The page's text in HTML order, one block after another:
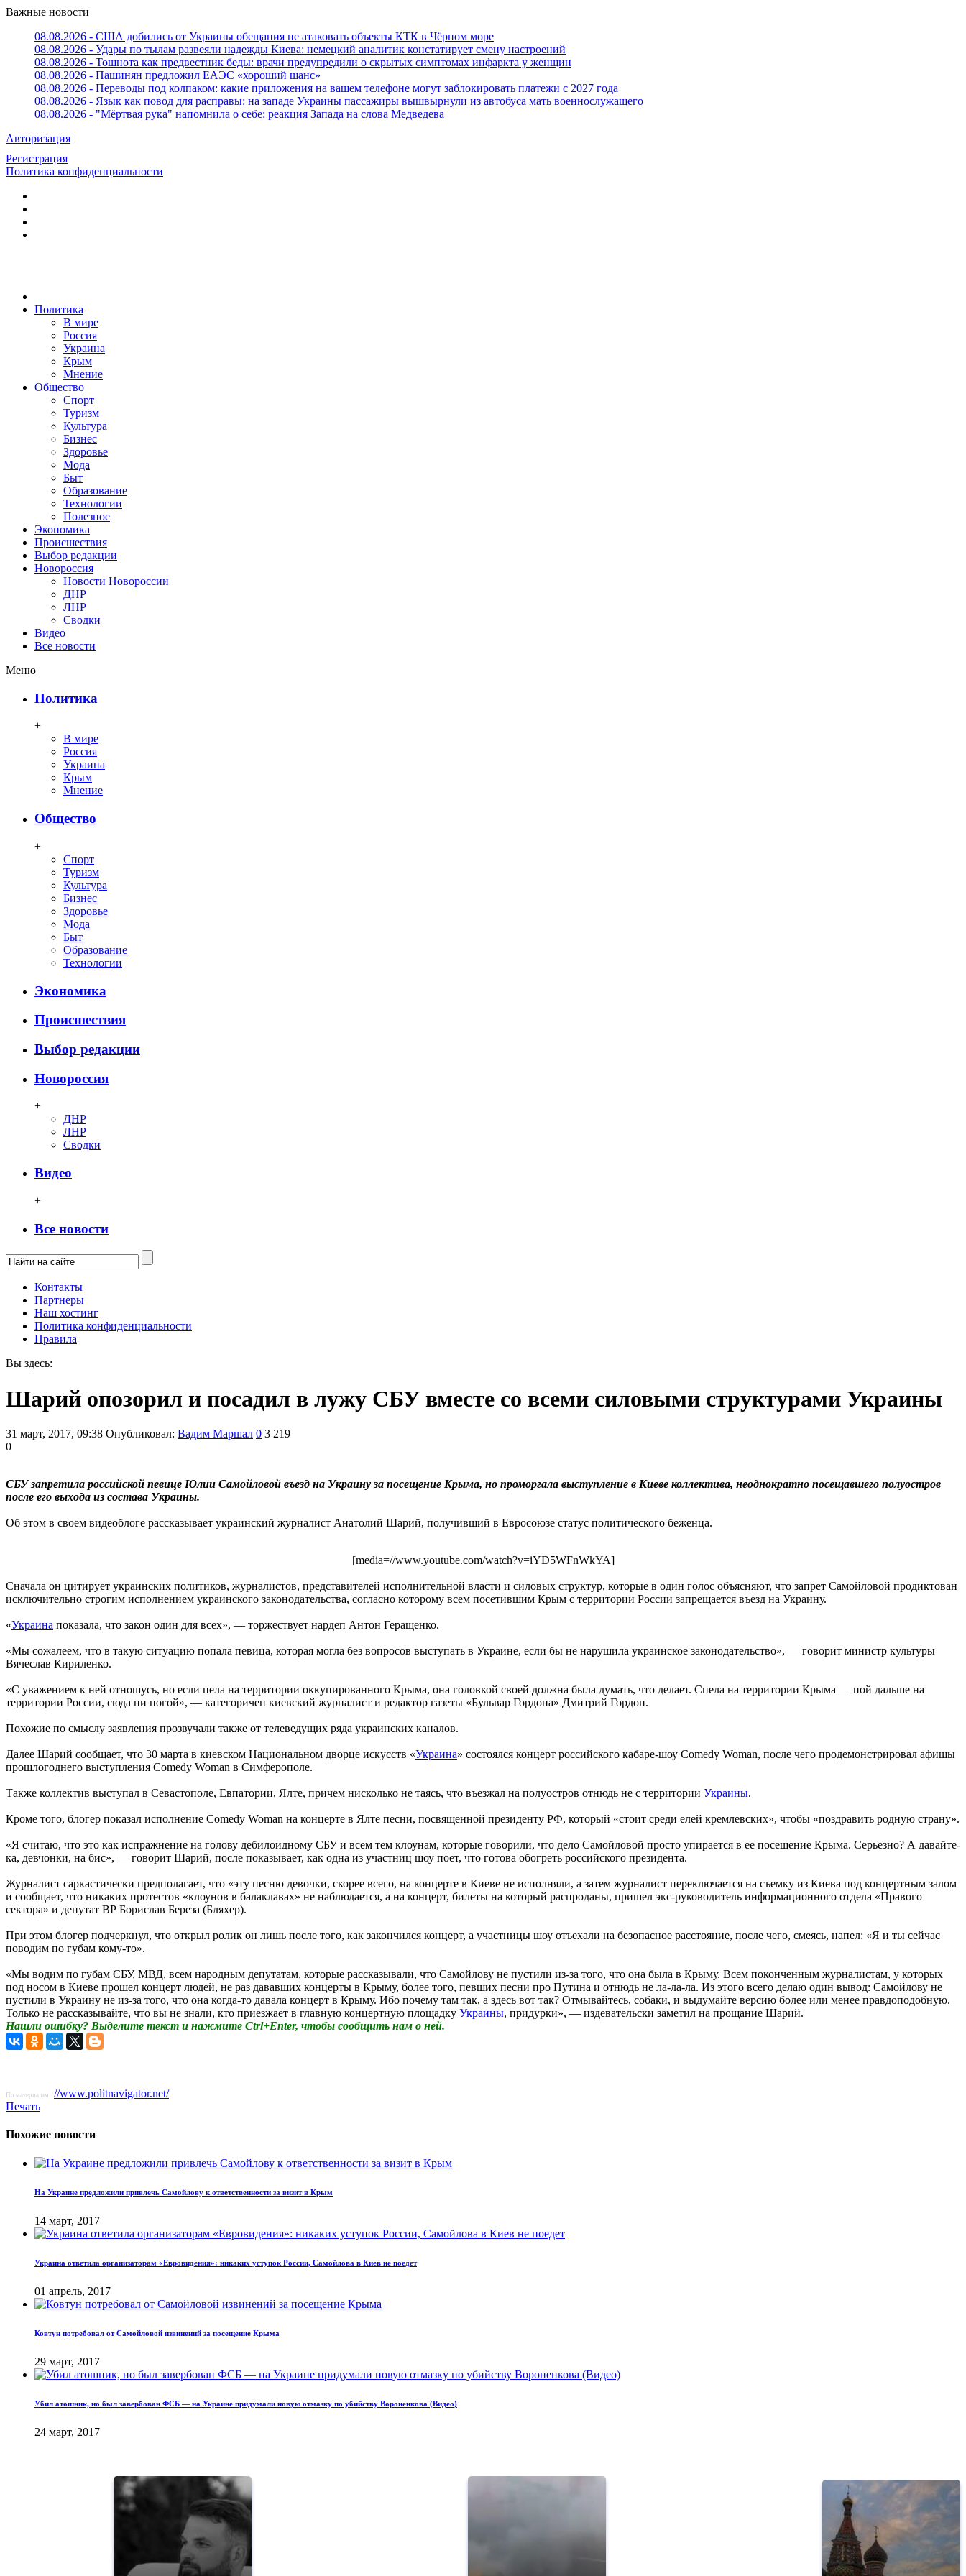
Важные новости
08.08.2026 - США добились от Украины обещания не атаковать объекты КТК в Чёрном море
08.08.2026 - Удары по тылам развеяли надежды Киева: немецкий аналитик констатирует смену настроений
08.08.2026 - Тошнота как предвестник беды: врачи предупредили о скрытых симптомах инфаркта у женщин
08.08.2026 - Пашинян предложил ЕАЭС «хороший шанс»
08.08.2026 - Переводы под колпаком: какие приложения на вашем телефоне могут заблокировать платежи с 2027 года
08.08.2026 - Язык как повод для расправы: на западе Украины пассажиры вышвырнули из автобуса мать военнослужащего
08.08.2026 - "Мёртвая рука" напомнила о себе: реакция Запада на слова Медведева
Авторизация
Регистрация
Политика конфиденциальности
Политика
В мире
Россия
Украина
Крым
Мнение
Общество
Спорт
Туризм
Культура
Бизнес
Здоровье
Мода
Быт
Образование
Технологии
Полезное
Экономика
Происшествия
Выбор редакции
Новороссия
Новости Новороссии
ДНР
ЛНР
Сводки
Видео
Все новости
Меню
Политика
+
В мире
Россия
Украина
Крым
Мнение
Общество
+
Спорт
Туризм
Культура
Бизнес
Здоровье
Мода
Быт
Образование
Технологии
Экономика
Происшествия
Выбор редакции
Новороссия
+
ДНР
ЛНР
Сводки
Видео
+
Все новости
Контакты
Партнеры
Наш хостинг
Политика конфиденциальности
Правила
Вы здесь:
Шарий опозорил и посадил в лужу СБУ вместе со всеми силовыми структурами Украины
31 март, 2017, 09:38 Опубликовал: Вадим Маршал 0 3 219
0
СБУ запретила российской певице Юлии Самойловой въезд на Украину за посещение Крыма, но проморгала выступление в Киеве коллектива, неоднократно посещавшего полуостров
после его выхода из состава Украины.
Об этом в своем видеоблоге рассказывает украинский журналист Анатолий Шарий, получивший в Евросоюзе статус политического беженца.
[media=//www.youtube.com/watch?v=iYD5WFnWkYA]
Сначала он цитирует украинских политиков, журналистов, представителей исполнительной власти и силовых структур, которые в один голос объясняют, что запрет Самойловой продиктован
исключительно строгим исполнением украинского законодательства, согласно которому всем посетившим Крым с территории России запрещается въезд на Украину.
«Украина показала, что закон один для всех», — торжествует нардеп Антон Геращенко.
«Мы сожалеем, что в такую ситуацию попала певица, которая могла без вопросов выступать в Украине, если бы не нарушила украинское законодательство», — говорит министр культуры
Вячеслав Кириленко.
«С уважением к ней отношусь, но если пела на территории оккупированного Крыма, она головкой своей должна была думать, что делает. Спела на территории Крыма — пой дальше на
территории России, сюда ни ногой», — категоричен киевский журналист и редактор газеты «Бульвар Гордона» Дмитрий Гордон.
Похожие по смыслу заявления прозвучали также от телеведущих ряда украинских каналов.
Далее Шарий сообщает, что 30 марта в киевском Национальном дворце искусств «Украина» состоялся концерт российского кабаре-шоу Comedy Woman, после чего продемонстрировал афишы
прошлогоднего выступления Comedy Woman в Симферополе.
Также коллектив выступал в Севастополе, Евпатории, Ялте, причем нисколько не таясь, что въезжал на полуостров отнюдь не с территории Украины.
Кроме того, блогер показал исполнение Comedy Woman на концерте в Ялте песни, посвященной президенту РФ, который «стоит среди елей кремлевских», чтобы «поздравить родную страну».
«Я считаю, что это как испражнение на голову дебилоидному СБУ и всем тем клоунам, которые говорили, что дело Самойловой просто упирается в ее посещение Крыма. Серьезно? А давайте-
ка, девчонки, на бис», — говорит Шарий, после показывает, как одна из участниц шоу поет, что готова обогреть российского президента.
Журналист саркастически предполагает, что «эту песню девочки, скорее всего, на концерте в Киеве не исполняли, а затем журналист переключается на съемку из Киева под концертным залом
и сообщает, что никаких протестов «клоунов в балаклавах» не наблюдается, а на концерт, билеты на который распроданы, пришел экс-руководитель информационного отдела «Правого
сектора» и депутат ВР Борислав Береза (Бляхер).
При этом блогер подчеркнул, что открыл ролик он лишь после того, как закончился концерт, а участницы шоу отъехали на безопасное расстояние, после чего, смеясь, напел: «Я и ты сейчас
поводим по губам кому-то».
«Мы водим по губам СБУ, МВД, всем народным депутатам, которые рассказывали, что Самойлову не пустили из-за того, что она была в Крыму. Всем поконченным журналистам, у которых
под носом в Киеве прошел концерт людей, не раз дававших концерты в Крыму, более того, певших песни про Путина и отнюдь не ла-ла-ла. Из этого всего делаю один вывод: Самойлову не
пустили в Украину не из-за того, что она когда-то давала концерт в Крыму. Ибо почему там так, а здесь вот так? Отмывайтесь, собаки, и выдумайте версию более или менее правдоподобную.
Только не рассказывайте, что вы не знали, кто приезжает в главную концертную площадку Украины, придурки», — издевательски заметил на прощание Шарий.
Нашли ошибку? Выделите текст и нажмите Ctrl+Enter, чтобы сообщить нам о ней.
По материалам: //www.politnavigator.net/
Печать
Похожие новости
На Украине предложили привлечь Самойлову к ответственности за визит в Крым
14 март, 2017
Украина ответила организаторам «Евровидения»: никаких уступок России, Самойлова в Киев не поедет
01 апрель, 2017
Ковтун потребовал от Самойловой извинений за посещение Крыма
29 март, 2017
Убил атошник, но был завербован ФСБ — на Украине придумали новую отмазку по убийству Вороненкова (Видео)
24 март, 2017